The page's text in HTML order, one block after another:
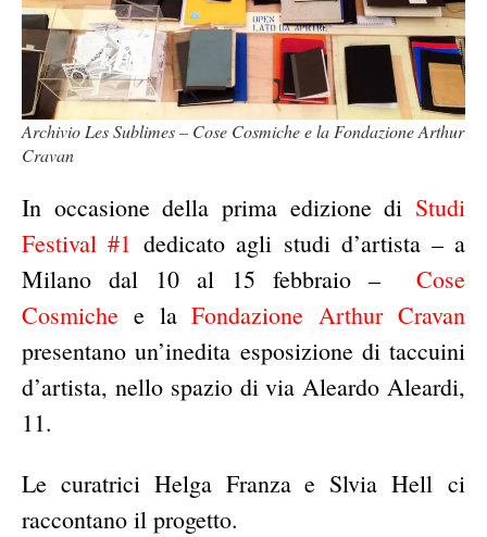
Archivio Les Sublimes – Cose Cosmiche e la Fondazione Arthur
Cravan
In occasione della prima edizione di Studi
Festival #1 dedicato agli studi d’artista – a
Milano dal 10 al 15 febbraio – Cose
Cosmiche e laFondazione Arthur Cravan
presentano un’inedita esposizione di taccuini
d’artista, nello spazio di via Aleardo Aleardi,
11.
Le curatrici Helga Franza e Slvia Hell ci
raccontano il progetto.